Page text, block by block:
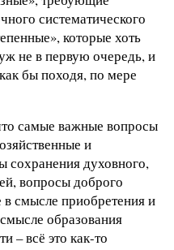
систематического
которые хоть
не в первую очередь, и
бы походя, по мере
самые важные вопросы
и
сохранения духовного,
вопросы доброго
в смысле приобретения и
образования
– всё это как-то